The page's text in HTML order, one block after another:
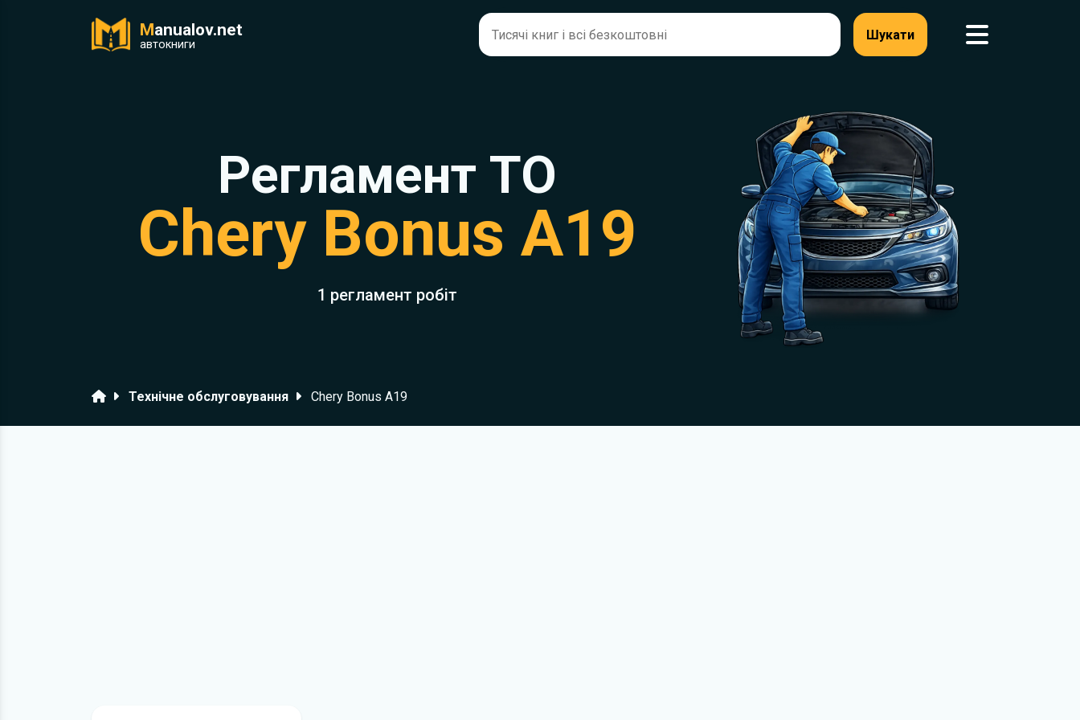
Manualov.net
автокниги
Шукати
Регламент ТО
Chery Bonus A19
1 регламент робіт
ГоловнаТехнічне обслуговування Chery Bonus A19